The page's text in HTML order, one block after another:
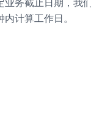
业务截止日期，我
计算工作日。